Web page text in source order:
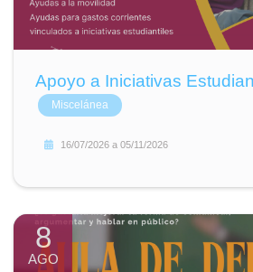
Apoyo a Iniciativas
Miscelánea
16/07/2026 a 05/11/2026
8
AGO